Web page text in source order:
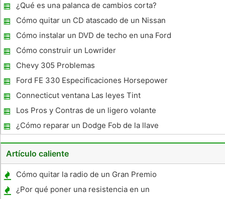
un Chevy Venture
¿Qué es una palanca de cambios corta?
Cómo quitar un CD atascado de un Nissan
Sentra
Cómo instalar un DVD de techo en una Ford
F-150
Cómo construir un Lowrider
Chevy 305 Problemas
Ford FE 330 Especificaciones Horsepower
Connecticut ventana Las leyes Tint
Los Pros y Contras de un ligero volante
¿Cómo reparar un Dodge Fob de la llave
Artículo caliente
Cómo quitar la radio de un Gran Premio
2002
¿Por qué poner una resistencia en un